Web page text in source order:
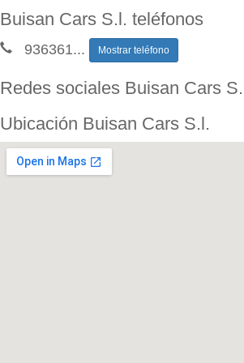
Buisan Cars S.l. teléfonos
936361... Mostrar teléfono
Redes sociales Buisan Cars
Ubicación Buisan Cars S.l.